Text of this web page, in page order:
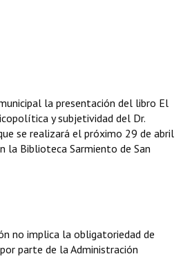
la presentación del libro El
y subjetividad del Dr.
se realizará el próximo 29 de abril
la Biblioteca Sarmiento de San
no implica la obligatoriedad de
parte de la Administración